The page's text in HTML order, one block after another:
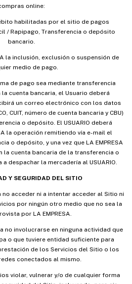
online:
habilitadas por el sitio de pagos
/ Rapipago, Transferencia o depósito
bancario.
la inclusión, exclusión o suspensión de
medio de pago.
de pago sea mediante transferencia
cuenta bancaria, el Usuario deberá
un correo electrónico con los datos
CUIT, número de cuenta bancaria y CBU)
o depósito. El USUARIO deberá
la operación remitiendo vía e-mail el
o depósito, y una vez que LA EMPRESA
la cuenta bancaria de la transferencia o
despachar la mercadería al USUARIO.
Y SEGURIDAD DEL SITIO
acceder ni a intentar acceder al Sitio ni
por ningún otro medio que no sea la
por LA EMPRESA.
no involucrarse en ninguna actividad que
o que tuviere entidad suficiente para
de los Servicios del Sitio o los
conectados al mismo.
violar, vulnerar y/o de cualquier forma